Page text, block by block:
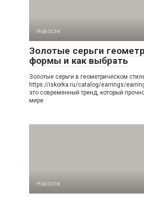
Новости
Золотые серьги
формы и как выбрать
Золотые серьги в геометрическом
https://iskorka.ru/catalog/earrings/
это современный тренд, который
мире
Новости